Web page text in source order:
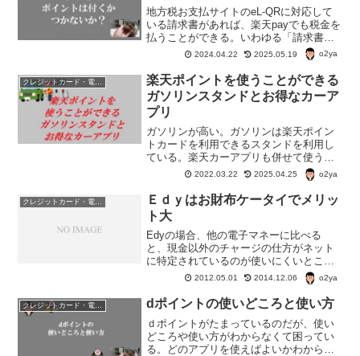
地方税お支払サイトのeL-QRに対応して
いる請求書があれば、楽天payでも税金を
払うことができる。いわゆる「請求書払
い」というやつ。本来、税金の払い込み
ではポイントがつかないが、期間限定の
ポイントを含めて、ポイントを利用でき
る。
2024.04.22 2025.05.19 o2ya
楽天ポイントを使うことができる
ガソリンスタンドとお得なカーア
プリ
ガソリンが高い。ガソリンは楽天ポイン
トカードを利用できるスタンドを利用し
ている。楽天カーアプリも併せて使うと
もっとお得。楽天payはガソリンスタンド
で使っても「得にはならない」。ポイン
トカード機能付きの楽天カードでクレジ
ット決済するのが得。
2022.03.22 2025.04.25 o2ya
クレジットカード・電子マネー・pay・ポイント
Ｅｄｙはお財布ケータイでメリッ
ト大
Edyの場合、他の電子マネーに比べる
と、現金以外のチャージの仕方がネット
に特定されているのが使いにくいとこ
ろ。 現金でのEdyへのチャージは、ｺﾝ
ﾋﾞﾆの店頭でもできるのだが、クレジット
カードからのチャージは、お財布ケータ
イかパソリが無いと...
2012.05.01 2014.12.06 o2ya
クレジットカード・電子マネー・pay・ポイント dポイントの使いどころと使い方
ｄポイントがたまっているのだが、使い
どころや使い方がわからなくて困ってい
る。どのアプリを使えばよいかわからな